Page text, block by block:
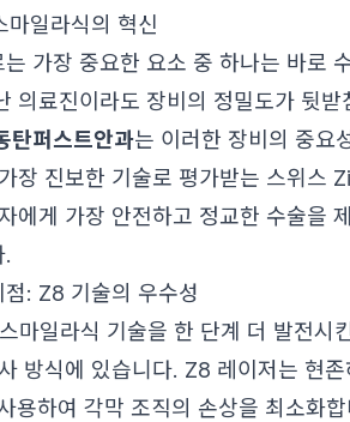
마일라식의 혁신
가장 중요한 요소 중 하나는 바로
의료진이라도 장비의 정밀도가 뒷
탄퍼스트안과는 이러한 장비의 중요
장 진보한 기술로 평가받는 스위스
에게 가장 안전하고 정교한 수술을
.
: Z8 기술의 우수성
마일라식 기술을 한 단계 더 발전시
방식에 있습니다. Z8 레이저는 현
용하여 각막 조직의 손상을 최소화